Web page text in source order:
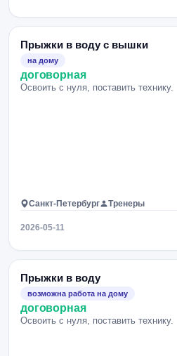
Прыжки в воду с вышки
на дому
договорная
Освоить с нуля, поставить технику.
Санкт-Петербург Тренеры
2026-05-11
Прыжки в воду
возможна работа на дому
договорная
Освоить с нуля, поставить технику.